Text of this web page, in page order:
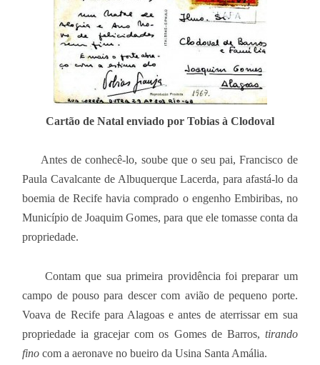
Cartão de Natal enviado por Tobias à Clodoval
Antes de conhecê-lo, soube que o seu pai, Francisco de
Paula Cavalcante de Albuquerque Lacerda, para afastá-lo da
boemia de Recife havia comprado o engenho Embiribas, no
Município de Joaquim Gomes, para que ele tomasse conta da
propriedade.
Contam que sua primeira providência foi preparar um
campo de pouso para descer com avião de pequeno porte.
Voava de Recife para Alagoas e antes de aterrissar em sua
propriedade ia gracejar com os Gomes de Barros, tirando
fino com a aeronave no bueiro da Usina Santa Amália.